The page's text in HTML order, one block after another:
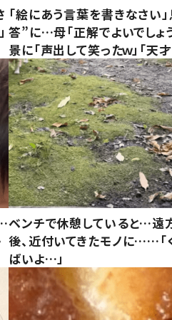
「絵にあう言葉を書きなさい
答”に…母「正解でよいでしょ
景に「声出して笑ったｗ」「天
ベンチで休憩していると…遠
後、近付いてきたモノに……「
ばいよ…」